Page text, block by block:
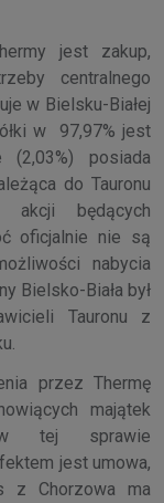
jest zakup,
centralnego
w Bielsku-Białej
w 97,97% jest
(2,03%) posiada
do Tauronu
akcji będących
oficjalnie nie są
nabycia
Bielsko-Biała był
Tauronu z
przez Thermę
majątek
w tej sprawie
jest umowa,
z Chorzowa ma